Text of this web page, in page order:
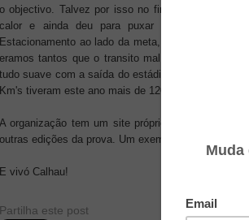
o objectivo. Talvez por isso no final ao contrário
calor e ainda deu para puxar nos ultimos
Estacionamento ao lado da meta, casas de banho,
eramos tantos que o transito mal conseguia
tudo suave com a saída do estádio bem
Km's tiveram este ano mais de 1200 dos quase
A organização tem um site próprio onde podem
outras edições da prova. Um exemplo.
E vivó Calhau!
Partilha este post